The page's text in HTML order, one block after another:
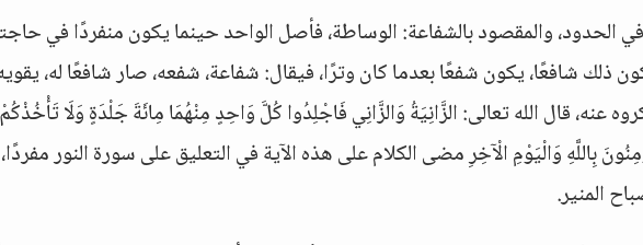
الحدود، والمقصود بالشفاعة: الوساطة، فأصل الواحد حينما يكون منفردًا في
ذلك شافعًا، يكون شفعًا بعدما كان وترًا، فيقال: شفاعة، شفعه، صار شافعًا له،
عنه، قال الله تعالى: الزَّانِيَةُ وَالزَّانِي فَاجْلِدُوا كُلَّ وَاحِدٍ مِنْهُمَا مِائَةَ جَلْدَةٍ وَلَا
بِاللَّهِ وَالْيَوْمِ الْآخِرِ مضى الكلام على هذه الآية في التعليق على سورة النور
المنير.